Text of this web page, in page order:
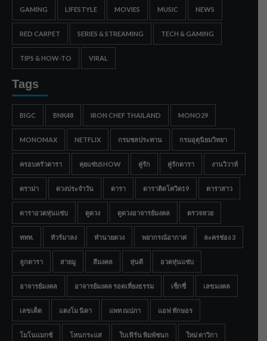
GAMING LIFESTYLE MOVIES MUSIC NEWS
RED CARPET SERIES & STREAMING TECH & GAMING
TIPS & HOW-TO VIRAL
Tags
BIGC BNK48 IRON CHEF THAILAND MONO29
MONOMAX NETFLIX กรมชลประทาน กรมอุตุนิยมวิทยา
ครอบครัวดารา คุยแซ่บSHOW คู่รัก คู่รักดารา งานวิวาห์
ดราม่า ดวงประจำวัน ดารา ดาราติดโควิด19 ดาราสาว
ดาราอวดหุ่นแซ่บ ดูดวง ดูดวงอาจารย์มงคล ตรวจหวย
ททท. ทัวร์มาลง ทำนายดวง พยากรณ์อากาศ ละครช่อง 3
ลูกดารา สายมู สีมงคล หุ่นดี อวดหุ่นแซ่บ
อาจารย์มงคล อาจารย์มงคล รอดเที่ยงธรรม เซ็กซี่ เลขมงคล
เลขเด็ด แตงโม นิดา แพท ณปภา แอฟ ทักษอร
โมโนแมกซ์ โหนกระแส ใบเฟิร์น พิมพ์ชนก ใหม่ ดาวิกา